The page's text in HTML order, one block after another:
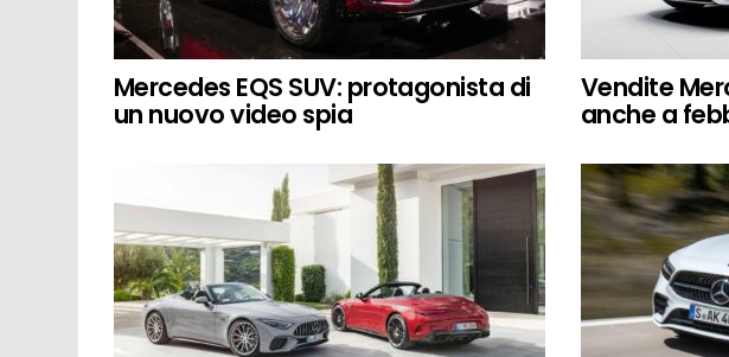
Mercedes EQS SUV: protagonista di
un nuovo video spia
Vendite
anche a